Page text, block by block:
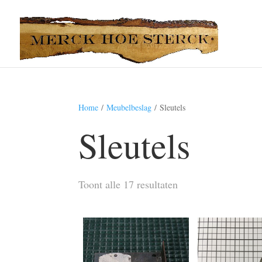
Home /Meubelbeslag / Sleutels
Sleutels
Toont alle 17 resultaten